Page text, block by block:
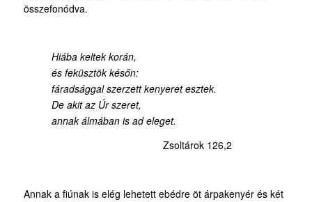
összefonódva.
Hiába keltek korán,
és feküsztök későn:
fáradsággal szerzett kenyeret esztek.
De akit az Úr szeret,
annak álmában is ad eleget.
Zsoltárok 126,2
Annak a fiúnak is elég lehetett ebédre öt árpakenyér és két